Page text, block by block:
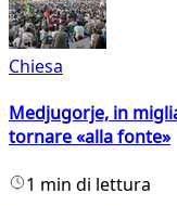
Chiesa
Medjugorje, in
tornare «alla fonte»
1 min di lettura